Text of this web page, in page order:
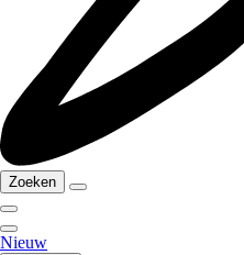
Zoeken
Nieuw